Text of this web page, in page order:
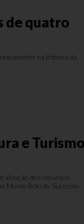
de quatro
na tribuna da
e
dos recursos
Monte Belo do Sul como